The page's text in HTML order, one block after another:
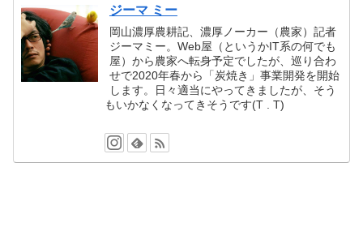
ジーマ ミー
岡山濃厚農耕記、濃厚ノーカー（農家）記者
ジーマミー。Web屋（というかIT系の何でも
屋）から農家へ転身予定でしたが、巡り合わ
せで2020年春から「炭焼き」事業開発を開始
します。日々適当にやってきましたが、そう
もいかなくなってきそうです(T . T)